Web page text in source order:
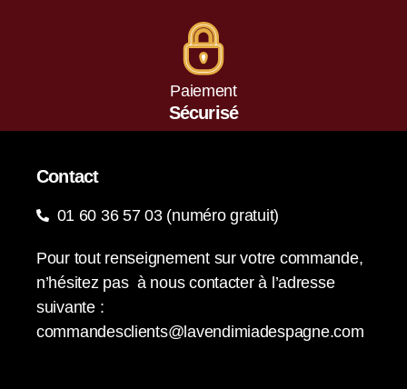
Paiement
Sécurisé
Contact
01 60 36 57 03 (numéro gratuit)
Pour tout renseignement sur votre commande,
n’hésitez pas à nous contacter à l’adresse
suivante :
commandesclients@lavendimiadespagne.com